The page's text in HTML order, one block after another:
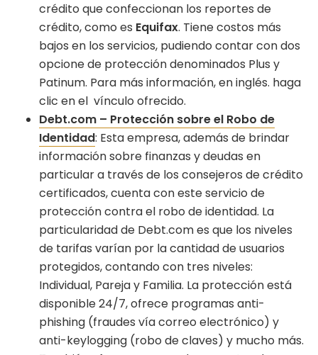
crédito que confeccionan los reportes de
crédito, como es Equifax. Tiene costos más
bajos en los servicios, pudiendo contar con dos
opcione de protección denominados Plus y
Patinum. Para más información, en inglés. haga
clic en el vínculo ofrecido.
Debt.com – Protección sobre el Robo de
Identidad: Esta empresa, además de brindar
información sobre finanzas y deudas en
particular a través de los consejeros de crédito
certificados, cuenta con este servicio de
protección contra el robo de identidad. La
particularidad de Debt.com es que los niveles
de tarifas varían por la cantidad de usuarios
protegidos, contando con tres niveles:
Individual, Pareja y Familia. La protección está
disponible 24/7, ofrece programas anti-
phishing (fraudes vía correo electrónico) y
anti-keylogging (robo de claves) y mucho más.